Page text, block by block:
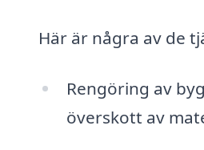
Här är några av de
Rengöring av
överskott av